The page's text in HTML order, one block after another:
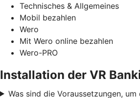
Technisches & Allgemeines
Mobil bezahlen
Wero
Mit Wero online bezahlen
Wero-PRO
Installation der VR
Was sind die Voraussetzungen,